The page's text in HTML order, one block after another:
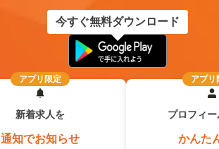
今すぐ無料ダウンロード
アプリ限定
新着求人を
通知でお知らせ
アプリ
プロフィ
かんた